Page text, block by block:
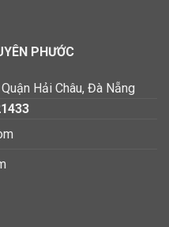
PHƯỚC
Hải Châu, Đà Nẵng